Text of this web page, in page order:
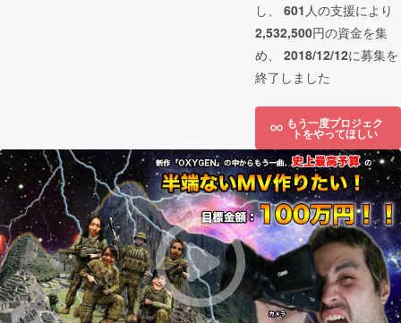
し、 601 人の支援により
2,532,500円の資金を集
め、 2018/12/12に募集を
終了しました
もう一度プロジェク
トをやってほしい